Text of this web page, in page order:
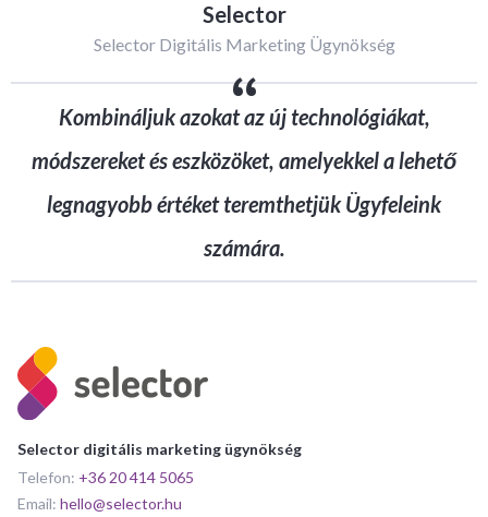
Selector
Selector Digitális Marketing Ügynökség
“
Kombináljuk azokat az új technológiákat,
módszereket és eszközöket, amelyekkel a lehető
legnagyobb értéket teremthetjük Ügyfeleink
számára.
Selector digitális marketing ügynökség
Telefon: +36 20 414 5065
Email: hello@selector.hu